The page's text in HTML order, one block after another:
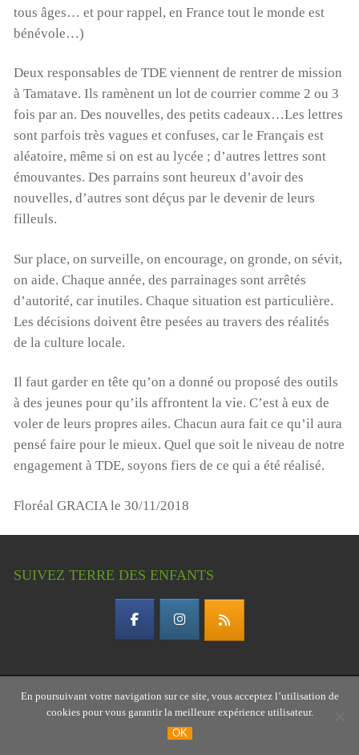
tous âges… et pour rappel, en France tout le monde est
bénévole…)
Deux responsables de TDE viennent de rentrer de mission
à Tamatave. Ils ramènent un lot de courrier comme 2 ou 3
fois par an. Des nouvelles, des petits cadeaux…Les lettres
sont parfois très vagues et confuses, car le Français est
aléatoire, même si on est au lycée ; d’autres lettres sont
émouvantes. Des parrains sont heureux d’avoir des
nouvelles, d’autres sont déçus par le devenir de leurs
filleuls.
Sur place, on surveille, on encourage, on gronde, on sévit,
on aide. Chaque année, des parrainages sont arrêtés
d’autorité, car inutiles. Chaque situation est particulière.
Les décisions doivent être pesées au travers des réalités
de la culture locale.
Il faut garder en tête qu’on a donné ou proposé des outils
à des jeunes pour qu’ils affrontent la vie. C’est à eux de
voler de leurs propres ailes. Chacun aura fait ce qu’il aura
pensé faire pour le mieux. Quel que soit le niveau de notre
engagement à TDE, soyons fiers de ce qui a été réalisé.
Floréal GRACIA le 30/11/2018
SUIVEZ TERRE DES ENFANTS
Copyright © 2026 Terre des enfants – association
gardoise
En poursuivant votre navigation sur ce site, vous acceptez l’utilisation de
cookies pour vous garantir la meilleure expérience utilisateur.
OK